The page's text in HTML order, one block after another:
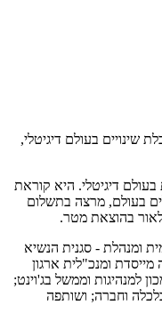
שינויים בעולם דיגיטלי,
בעולם דיגיטלי. היא קוראת
בעולם, מרצה בתשלום
בהוצאת מטר.
ומנהלת - סגנית הנשיא
ומנכ"לית ארגון
למנהיגות וממשל בג'וינט;
וחברה; ושותפה